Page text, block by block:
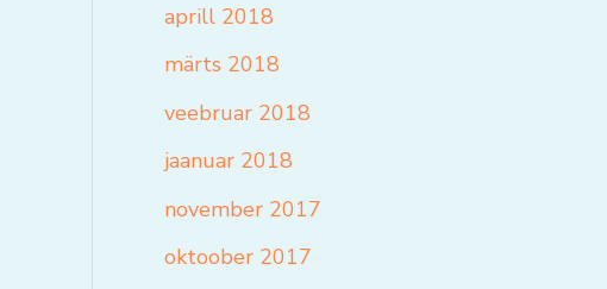
aprill 2018
märts 2018
veebruar 2018
jaanuar 2018
november 2017
oktoober 2017